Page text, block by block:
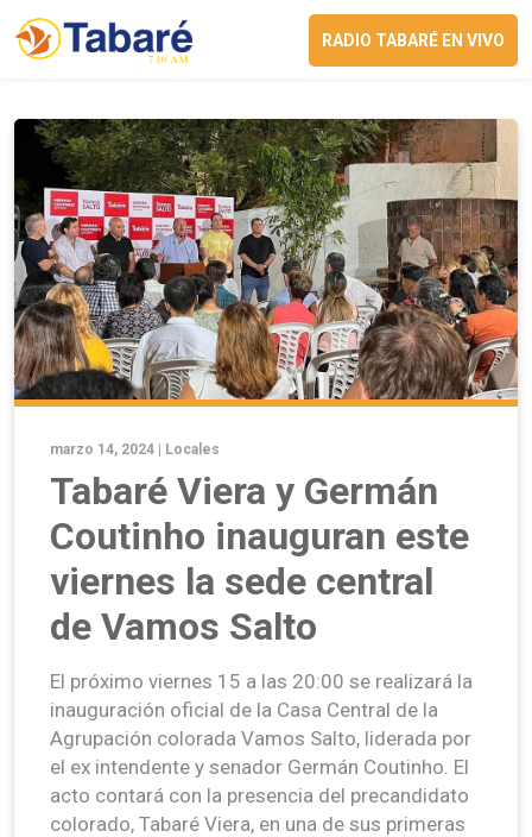
RADIO TABARÉ EN VIVO
marzo 14, 2024 | Locales
Tabaré Viera y Germán
Coutinho inauguran este
viernes la sede central
de Vamos Salto
El próximo viernes 15 a las 20:00 se realizará la
inauguración oficial de la Casa Central de la
Agrupación colorada Vamos Salto, liderada por
el ex intendente y senador Germán Coutinho. El
acto contará con la presencia del precandidato
colorado, Tabaré Viera, en una de sus primeras